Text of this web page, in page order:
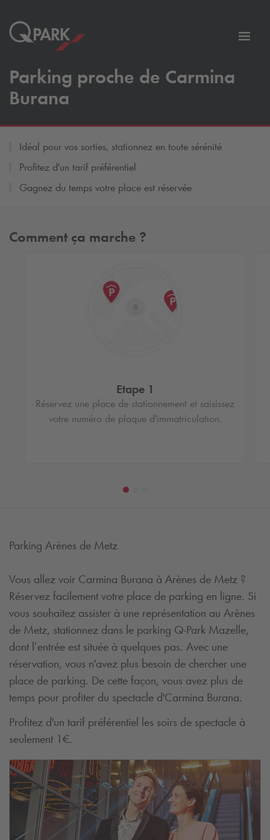
Parking proche de Carmina
Burana
Idéal pour vos sorties, stationnez en toute sérénité
Profitez d'un tarif préférentiel
Gagnez du temps votre place est réservée
Comment ça marche ?
Etape 1
Réservez une place de stationnement et saisissez
votre numéro de plaque d'immatriculation.
Parking Arènes de Metz
Vous allez voir Carmina Burana à Arènes de Metz ?
Réservez facilement votre place de parking en ligne. Si
vous souhaitez assister à une représentation au Arènes
de Metz, stationnez dans le parking Q-Park Mazelle,
dont l’entrée est située à quelques pas. Avec une
réservation, vous n'avez plus besoin de chercher une
place de parking. De cette façon, vous avez plus de
temps pour profiter du spectacle d'Carmina Burana.
Profitez d'un tarif préférentiel les soirs de spectacle à
seulement 1€.